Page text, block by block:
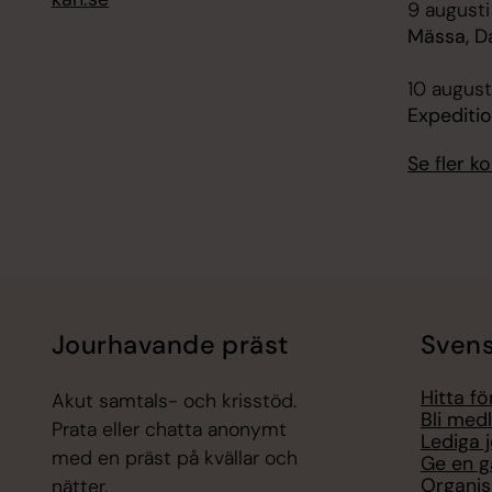
9
Mässa,
10
Se fler
Jourhavande präst
Akut samtals- och krisstöd.
Prata eller chatta anonymt
med en präst på kvällar och
nätter.
Hitta
Bli
Lediga
Ge en